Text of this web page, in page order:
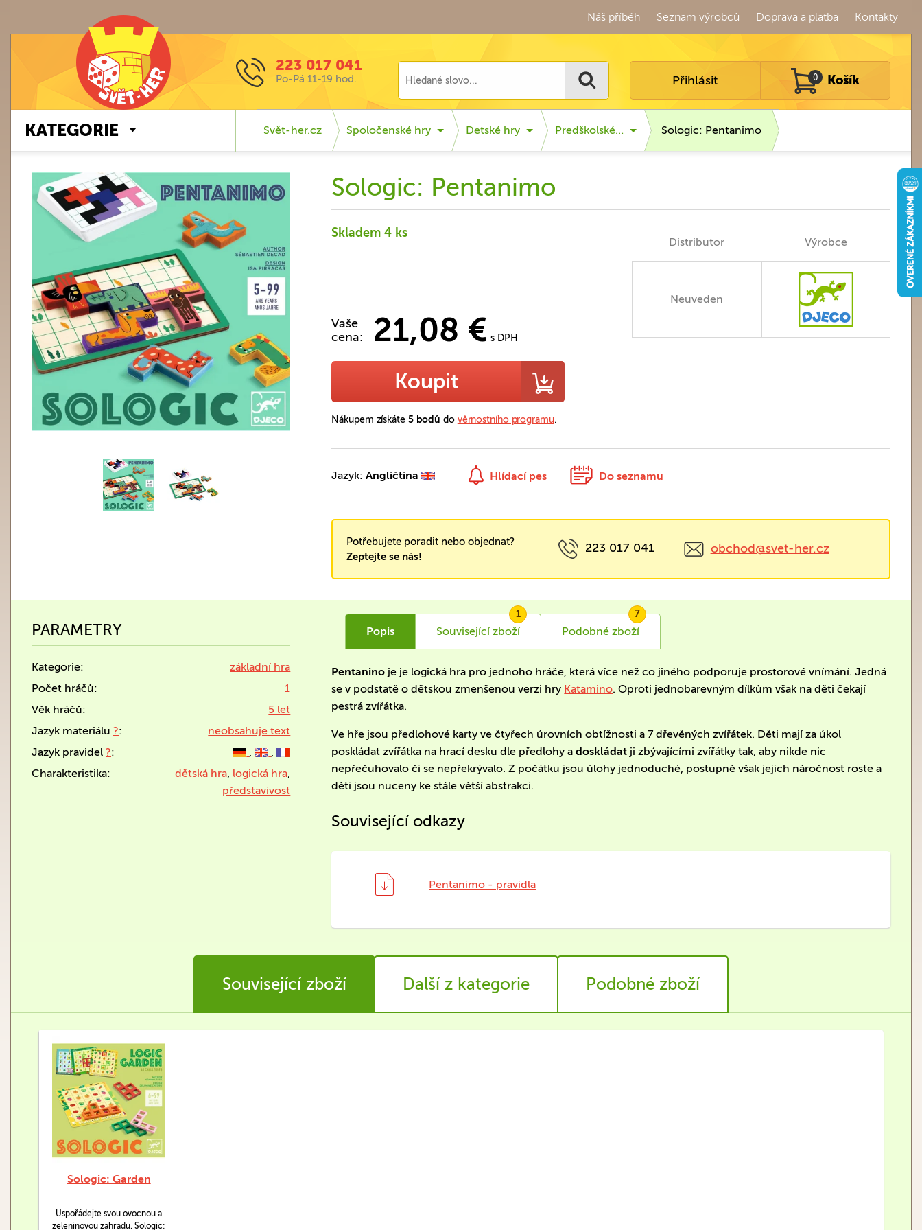
Náš příběh Seznam výrobců Doprava a platba Kontakty
223 017 041
Po-Pá 11-19 hod. Přihlásit 0 Košík
KATEGORIE Svět-her.cz Spoločenské hry Detské hry Predškolské… Sologic: Pentanimo
Sologic: Pentanimo
Vaše
cena:
21,08 € s DPH
Skladem 4 ks
Koupit
Nákupem získáte 5 bodů do věrnostního programu.
Distributor Výrobce
Neuveden
Jazyk:Angličtina Hlídací pes Do seznamu
Potřebujete poradit nebo objednat?
Zeptejte se nás!
223 017 041 obchod@svet-her.cz
PARAMETRY
Kategorie:
základní hra
Počet hráčů:
1
Věk hráčů:
5 let
Jazyk materiálu ?:
neobsahuje text
Jazyk pravidel ?: ,
,
Charakteristika:
dětská hra, logická hra,
představivost
Popis Související zboží
1
Podobné zboží
7
Pentanino je je logická hra pro jednoho hráče, která více než co jiného podporuje prostorové vnímání. Jedná
se v podstatě o dětskou zmenšenou verzi hry Katamino. Oproti jednobarevným dílkům však na děti čekají
pestrá zvířátka.
Ve hře jsou předlohové karty ve čtyřech úrovních obtížnosti a 7 dřevěných zvířátek. Děti mají za úkol
poskládat zvířátka na hrací desku dle předlohy adoskládat ji zbývajícími zvířátky tak, aby nikde nic
nepřečuhovalo či se nepřekrývalo. Z počátku jsou úlohy jednoduché, postupně však jejich náročnost roste a
děti jsou nuceny ke stále větší abstrakci.
Související odkazy
Pentanimo - pravidla
Související zboží Další z kategorie Podobné zboží
Sologic: Garden
Uspořádejte svou ovocnou a
zeleninovou zahradu. Sologic: